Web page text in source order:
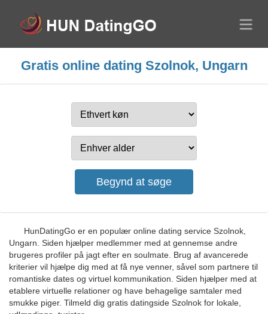
Gratis online dating Szolnok, Ungarn
HunDatingGo er en populær online dating service Szolnok,
Ungarn. Siden hjælper medlemmer med at gennemse andre
brugeres profiler på jagt efter en soulmate. Brug af avancerede
kriterier vil hjælpe dig med at få nye venner, såvel som partnere til
romantiske dates og virtuel kommunikation. Siden hjælper med at
etablere virtuelle relationer og have behagelige samtaler med
smukke piger. Tilmeld dig gratis datingside Szolnok for lokale,